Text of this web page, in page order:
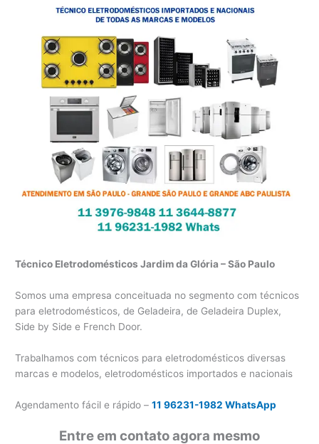
Técnico Eletrodomésticos Jardim da Glória – São Paulo
Somos uma empresa conceituada no segmento com técnicos
para eletrodomésticos, de Geladeira, de Geladeira Duplex,
Side by Side e French Door.
Trabalhamos com técnicos para eletrodomésticos diversas
marcas e modelos, eletrodomésticos importados e nacionais
Agendamento fácil e rápido –11 96231-1982 WhatsApp
Entre em contato agora mesmo